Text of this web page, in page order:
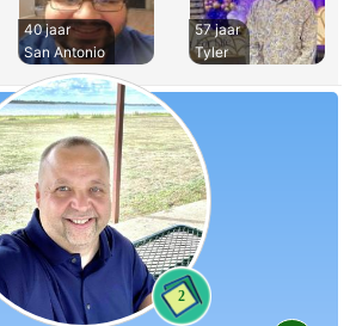
40 jaar
San Antonio
57 jaar
Tyler
2